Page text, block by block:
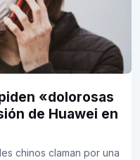
«dolorosas
de Huawei en
chinos claman por una